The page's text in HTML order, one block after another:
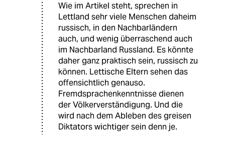
Wie im Artikel steht, sprechen in
Lettland sehr viele Menschen daheim
russisch, in den Nachbarländern
auch, und wenig überraschend auch
im Nachbarland Russland. Es könnte
daher ganz praktisch sein, russisch zu
können. Lettische Eltern sehen das
offensichtlich genauso.
Fremdsprachenkenntnisse dienen
der Völkerverständigung. Und die
wird nach dem Ableben des greisen
Diktators wichtiger sein denn je.